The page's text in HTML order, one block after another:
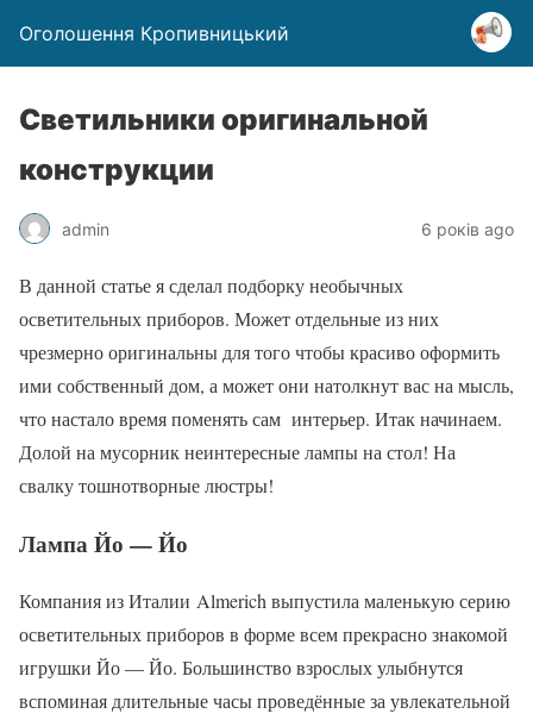
Оголошення Кропивницький
Светильники оригинальной
конструкции
admin 6 років ago
В данной статье я сделал подборку необычных
осветительных приборов. Может отдельные из них
чрезмерно оригинальны для того чтобы красиво оформить
ими собственный дом, а может они натолкнут вас на мысль,
что настало время поменять сам интерьер. Итак начинаем.
Долой на мусорник неинтересные лампы на стол! На
свалку тошнотворные люстры!
Лампа Йо — Йо
Компания из Италии Almerich выпустила маленькую серию
осветительных приборов в форме всем прекрасно знакомой
игрушки Йо — Йо. Большинство взрослых улыбнутся
вспоминая длительные часы проведённые за увлекательной